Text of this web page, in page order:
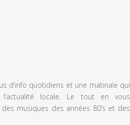
d’info quotidiens et une matinale qui
locale. Le tout en vous
musiques des années 80’s et des